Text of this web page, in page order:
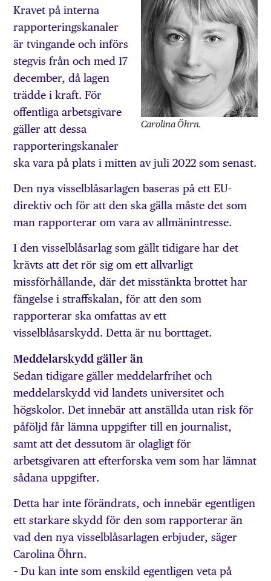
Carolina Öhrn.
Kravet på interna
rapporteringskanaler
är tvingande och införs
stegvis från och med 17
december, då lagen
trädde i kraft. För
offentliga arbetsgivare
gäller att dessa
rapporteringskanaler
ska vara på plats i mitten av juli 2022 som senast.
Den nya visselblåsarlagen baseras på ett EU-
direktiv och för att den ska gälla måste det som
man rapporterar om vara av allmänintresse.
I den visselblåsarlag som gällt tidigare har det
krävts att det rör sig om ett allvarligt
missförhållande, där det misstänkta brottet har
fängelse i straffskalan, för att den som
rapporterar ska omfattas av ett
visselblåsarskydd. Detta är nu borttaget.
Meddelarskydd gäller än
Sedan tidigare gäller meddelarfrihet och
meddelarskydd vid landets universitet och
högskolor. Det innebär att anställda utan risk för
påföljd får lämna uppgifter till en journalist,
samt att det dessutom är olagligt för
arbetsgivaren att efterforska vem som har lämnat
sådana uppgifter.
Detta har inte förändrats, och innebär egentligen
ett starkare skydd för den som rapporterar än
vad den nya visselblåsarlagen erbjuder, säger
Carolina Öhrn.
– Du kan inte som enskild egentligen veta på